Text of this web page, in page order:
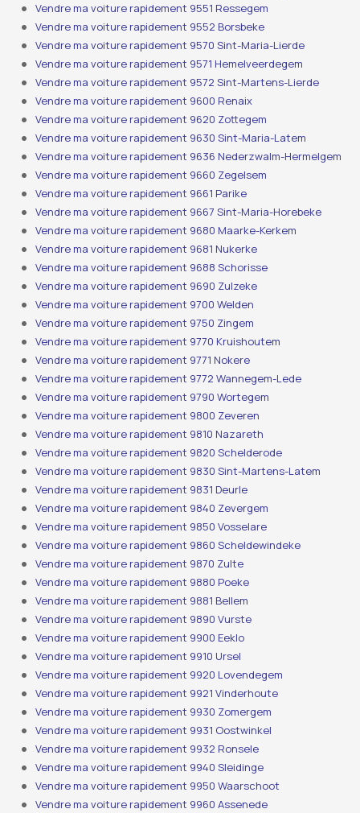
Vendre ma voiture rapidement 9551 Ressegem
Vendre ma voiture rapidement 9552 Borsbeke
Vendre ma voiture rapidement 9570 Sint-Maria-Lierde
Vendre ma voiture rapidement 9571 Hemelveerdegem
Vendre ma voiture rapidement 9572 Sint-Martens-Lierde
Vendre ma voiture rapidement 9600 Renaix
Vendre ma voiture rapidement 9620 Zottegem
Vendre ma voiture rapidement 9630 Sint-Maria-Latem
Vendre ma voiture rapidement 9636 Nederzwalm-Hermelgem
Vendre ma voiture rapidement 9660 Zegelsem
Vendre ma voiture rapidement 9661 Parike
Vendre ma voiture rapidement 9667 Sint-Maria-Horebeke
Vendre ma voiture rapidement 9680 Maarke-Kerkem
Vendre ma voiture rapidement 9681 Nukerke
Vendre ma voiture rapidement 9688 Schorisse
Vendre ma voiture rapidement 9690 Zulzeke
Vendre ma voiture rapidement 9700 Welden
Vendre ma voiture rapidement 9750 Zingem
Vendre ma voiture rapidement 9770 Kruishoutem
Vendre ma voiture rapidement 9771 Nokere
Vendre ma voiture rapidement 9772 Wannegem-Lede
Vendre ma voiture rapidement 9790 Wortegem
Vendre ma voiture rapidement 9800 Zeveren
Vendre ma voiture rapidement 9810 Nazareth
Vendre ma voiture rapidement 9820 Schelderode
Vendre ma voiture rapidement 9830 Sint-Martens-Latem
Vendre ma voiture rapidement 9831 Deurle
Vendre ma voiture rapidement 9840 Zevergem
Vendre ma voiture rapidement 9850 Vosselare
Vendre ma voiture rapidement 9860 Scheldewindeke
Vendre ma voiture rapidement 9870 Zulte
Vendre ma voiture rapidement 9880 Poeke
Vendre ma voiture rapidement 9881 Bellem
Vendre ma voiture rapidement 9890 Vurste
Vendre ma voiture rapidement 9900 Eeklo
Vendre ma voiture rapidement 9910 Ursel
Vendre ma voiture rapidement 9920 Lovendegem
Vendre ma voiture rapidement 9921 Vinderhoute
Vendre ma voiture rapidement 9930 Zomergem
Vendre ma voiture rapidement 9931 Oostwinkel
Vendre ma voiture rapidement 9932 Ronsele
Vendre ma voiture rapidement 9940 Sleidinge
Vendre ma voiture rapidement 9950 Waarschoot
Vendre ma voiture rapidement 9960 Assenede